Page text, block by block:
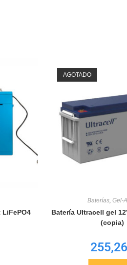
AGOTADO
Baterías, Gel-
Batería Ultracell gel
(copia)
255,26